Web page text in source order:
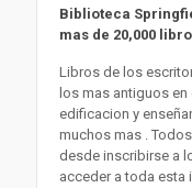
Biblioteca
mas de 20,000
Libros de los
los mas antiguos
edificacion y
muchos mas .
desde inscribirse a
acceder a toda esta